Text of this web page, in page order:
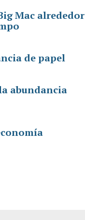
Mac alrededor
de papel
abundancia